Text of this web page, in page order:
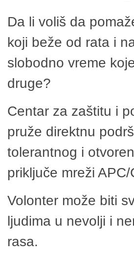
Da li voliš da
koji beže od rata i
slobodno vreme
druge?
Centar za zaštitu i
pruže direktnu
tolerantnog i
priključe mreži
Volonter može biti
ljudima u nevolji i
rasa.